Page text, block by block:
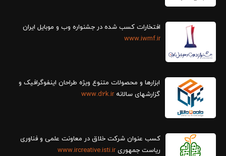
افتخارات کسب شده در جشنواره وب و موبایل ایران
www.iwmf.ir
ابزارها و محصولات متنوع ویژه طراحان اینفوگرافیک و
گزارش‎های سالانه
www.d2k.ir
کسب عنوان شرکت خلاق در معاونت علمی و فناوری
ریاست جمهوریwww.ircreative.isti.ir